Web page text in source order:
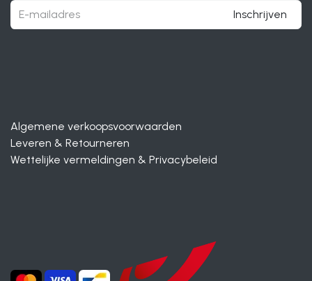
Inschrijven
Algemene verkoopsvoorwaarden
Leveren & Retourneren
Wettelijke vermeldingen & Privacybeleid